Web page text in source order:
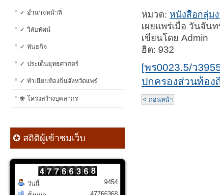
✓ อำนาจหน้าที่
✓ วิสัยทัศน์
✓ พันธกิจ
✓ ประเด็นยุทธศาสตร์
✓ ทำเนียบท้องถิ่นจังหวัดแพร่
❀ โครงสร้างบุคลากร
✪ สถิติผู้เข้าชมเว็บ
วันนี้
9454
หมวด: หนังสือกลุ่ม
เผยแพร่เมื่อ วันจัน
เขียนโดย Admin
ฮิต: 932
[พร0023.5/ว
ปกครองส่วนท้อง
< ก่อนหน้า